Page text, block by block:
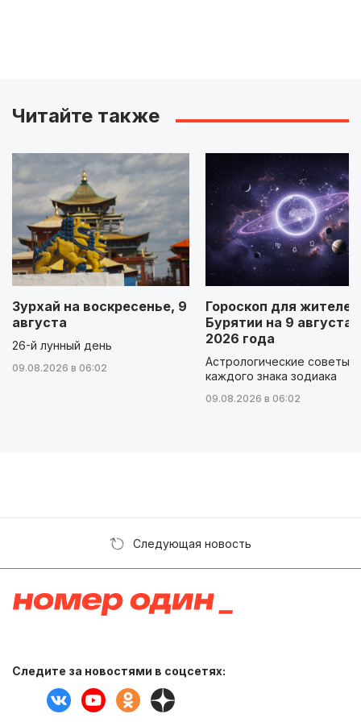
Читайте также
Зурхай на воскресенье, 9
августа
26-й лунный день
09.08.2026 в 06:02
Гороскоп для жителей
Бурятии на 9 августа
2026 года
Астрологические советы
каждого знака зодиака
09.08.2026 в 06:02
Следующая новость
Следите за новостями в соцсетях: